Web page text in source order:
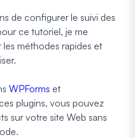
de configurer le suivi des
ce tutoriel, je me
méthodes rapides et
WPForms et
plugins, vous pouvez
sur votre site Web sans